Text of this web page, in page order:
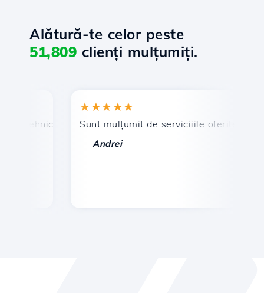
Alătură-te celor peste
51,809 clienți mulțumiți.
prompt și eficient.
★★★★★
Sunt mulțumit de serviciiile oferite de
Andrei